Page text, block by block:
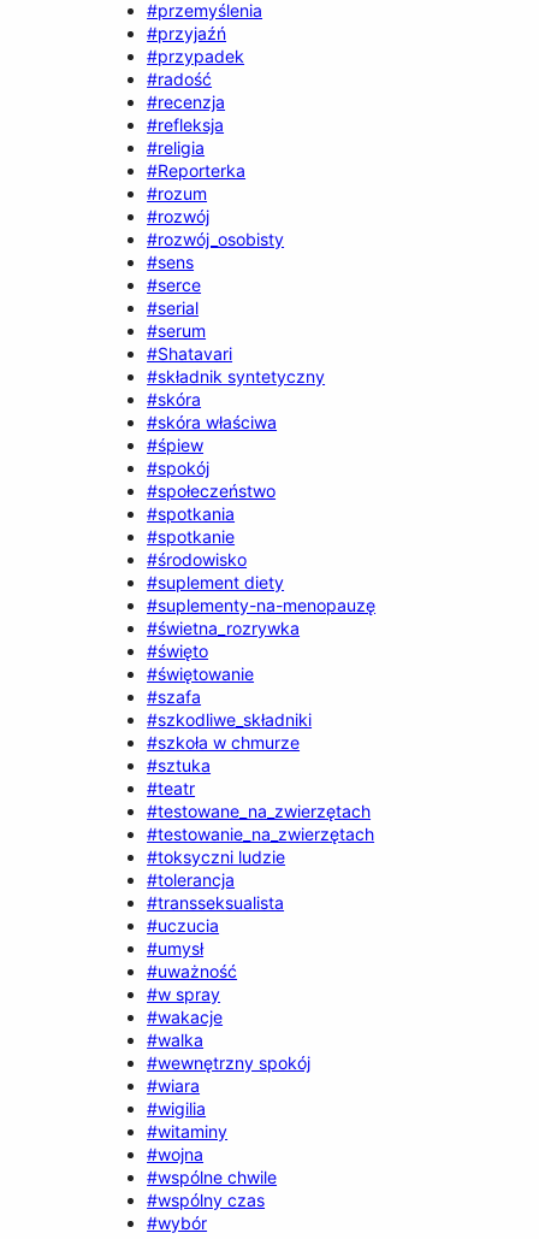
#przemyślenia
#przyjaźń
#przypadek
#radość
#recenzja
#refleksja
#religia
#Reporterka
#rozum
#rozwój
#rozwój_osobisty
#sens
#serce
#serial
#serum
#Shatavari
#składnik syntetyczny
#skóra
#skóra właściwa
#śpiew
#spokój
#społeczeństwo
#spotkania
#spotkanie
#środowisko
#suplement diety
#suplementy-na-menopauzę
#świetna_rozrywka
#święto
#świętowanie
#szafa
#szkodliwe_składniki
#szkoła w chmurze
#sztuka
#teatr
#testowane_na_zwierzętach
#testowanie_na_zwierzętach
#toksyczni ludzie
#tolerancja
#transseksualista
#uczucia
#umysł
#uważność
#w spray
#wakacje
#walka
#wewnętrzny spokój
#wiara
#wigilia
#witaminy
#wojna
#wspólne chwile
#wspólny czas
#wybór